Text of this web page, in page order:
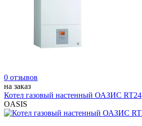
0 отзывов
на заказ
Котел газовый настенный ОАЗИС RT24
OASIS